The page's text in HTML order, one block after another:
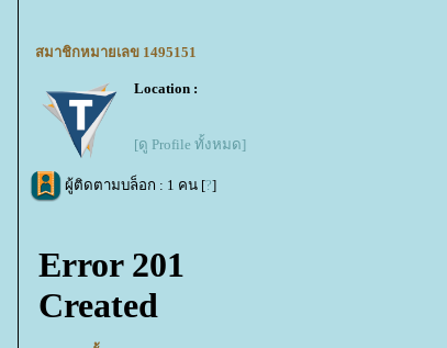
สมาชิกหมายเลข 1495151
Location :
[ดู Profile ทั้งหมด]
ผู้ติดตามบล็อก : 1 คน [?]